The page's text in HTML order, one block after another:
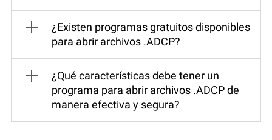
¿Existen programas gratuitos disponibles
para abrir archivos .ADCP?
¿Qué características debe tener un
programa para abrir archivos .ADCP de
manera efectiva y segura?